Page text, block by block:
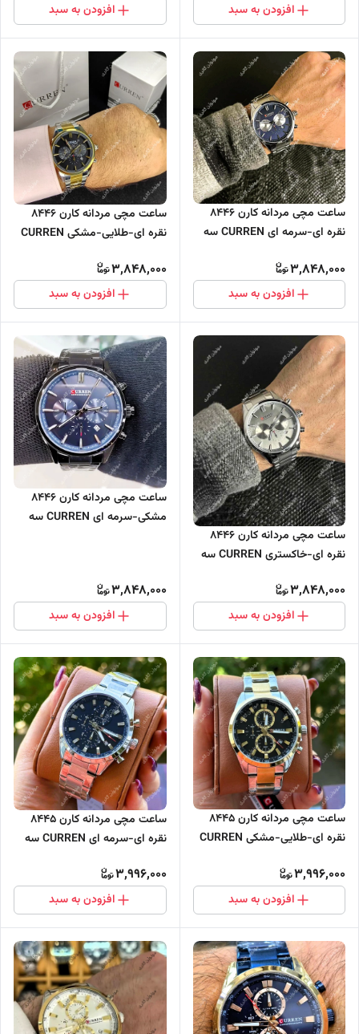
افزودن به سبد افزودن به سبد
ساعت مچی مردانه کارن 8446
نقره ای-سرمه ای CURREN سه
3,848,000
افزودن به سبد
ساعت مچی مردانه کارن 8446
نقره ای-طلایی-مشکی CURREN
3,848,000
افزودن به سبد
ساعت مچی مردانه کارن 8446
نقره ای-خاکستری CURREN سه
3,848,000
افزودن به سبد
ساعت مچی مردانه کارن 8446
مشکی-سرمه ای CURREN سه
3,848,000
افزودن به سبد
ساعت مچی مردانه کارن 8445
نقره ای-طلایی-مشکی CURREN
3,996,000
افزودن به سبد
ساعت مچی مردانه کارن 8445
نقره ای-سرمه ای CURREN سه
3,996,000
افزودن به سبد